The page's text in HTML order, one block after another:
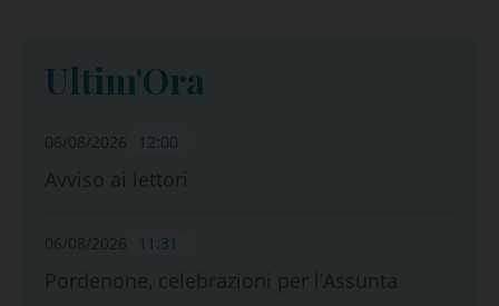
Ultim'Ora
06/08/2026 12:00
Avviso ai lettori
06/08/2026 11:31
Pordenone, celebrazioni per l’Assunta